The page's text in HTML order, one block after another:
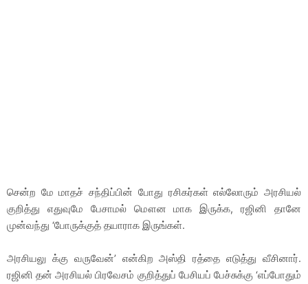
சென்ற மே மாதச் சந்திப்பின் போது ரசிகர்கள் எல்லோரும் அரசியல்
குறித்து எதுவுமே பேசாமல் மௌன மாக இருக்க, ரஜினி தானே
முன்வந்து ‘போருக்குத் தயாராக இருங்கள்.
அரசியலு க்கு வருவேன்’ என்கிற அஸ்தி ரத்தை எடுத்து வீசினார்.
ரஜினி தன் அரசியல் பிரவேசம் குறித்துப் பேசியப் பேச்சுக்கு ‘எப்போதும்